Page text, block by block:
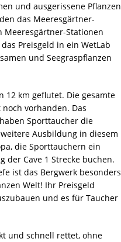
und ausgerissene Pflanzen
das Meeresgärtner-
Meeresgärtner-Stationen
Preisgeld in ein WetLab
und Seegraspflanzen
12 km geflutet. Die gesamte
vorhanden. Das
Sporttaucher die
Ausbildung in diesem
die Sporttauchern ein
der Cave 1 Strecke buchen.
ist das Bergwerk besonders
Welt! Ihr Preisgeld
und es für Taucher
und schnell rettet, ohne